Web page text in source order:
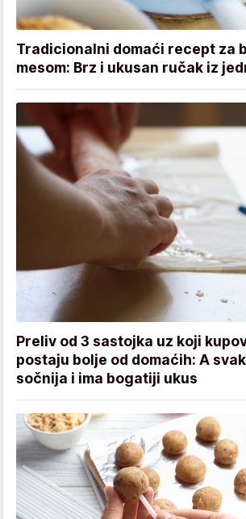
Tradicionalni domaći recept za
mesom: Brz i ukusan ručak iz
Preliv od 3 sastojka uz koji
postaju bolje od domaćih: A
sočnija i ima bogatiji ukus